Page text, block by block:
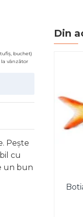
buchet)
vânzător
Pește
cu
un bun
Din